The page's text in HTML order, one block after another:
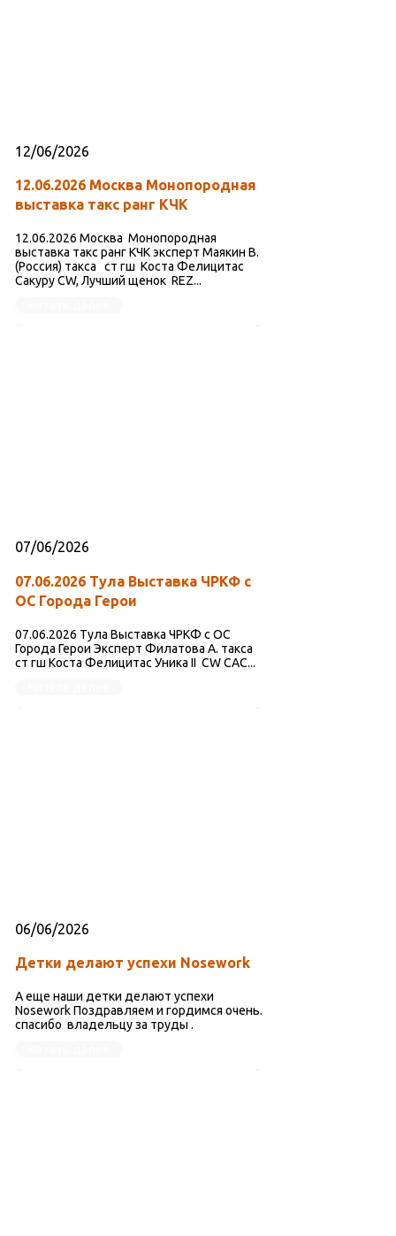
12/06/2026
12.06.2026 Москва Монопородная
выставка такс ранг КЧК
12.06.2026 Москва Монопородная
выставка такс ранг КЧК эксперт Маякин В.
(Россия) такса ст гш Коста Фелицитас
Сакуру CW, Лучший щенок REZ...
07/06/2026
07.06.2026 Тула Выставка ЧРКФ с
ОС Города Герои
07.06.2026 Тула Выставка ЧРКФ с ОС
Города Герои Эксперт Филатова А. такса
ст гш Коста Фелицитас Уника II CW CAC...
06/06/2026
Детки делают успехи Nosework
А еще наши детки делают успехи
Nosework Поздравляем и гордимся очень.
спасибо владельцу за труды .